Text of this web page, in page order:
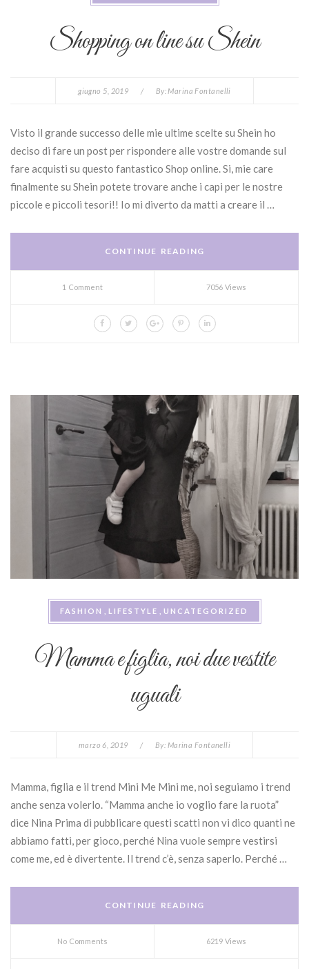
Shopping on line su Shein
giugno 5, 2019 / By:Marina Fontanelli
Visto il grande successo delle mie ultime scelte su Shein ho
deciso di fare un post per rispondere alle vostre domande sul
fare acquisti su questo fantastico Shop online. Si, mie care
finalmente su Shein potete trovare anche i capi per le nostre
piccole e piccoli tesori!! Io mi diverto da matti a creare il …
CONTINUE READING
1 Comment 7056 Views
FASHION LIFESTYLE UNCATEGORIZED
Mamma e figlia, noi due vestite
uguali
marzo 6, 2019 / By: Marina Fontanelli
Mamma, figlia e il trend Mini Me Mini me, noi seguiamo i trend
anche senza volerlo. “Mamma anche io voglio fare la ruota”
dice Nina Prima di pubblicare questi scatti non vi dico quanti ne
abbiamo fatti, per gioco, perché Nina vuole sempre vestirsi
come me, ed è divertente. Il trend c’è, senza saperlo. Perché …
CONTINUE READING
No Comments 6219 Views